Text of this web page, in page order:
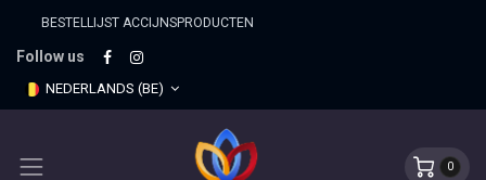
BESTELLIJST ACCIJNSPRO​DUCTEN
Follow us
NEDERLANDS (BE)
0